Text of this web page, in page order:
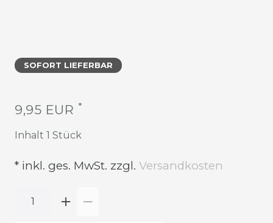
SOFORT LIEFERBAR
9,95 EUR *
Inhalt 1 Stück
* inkl. ges. MwSt. zzgl. Versandkosten